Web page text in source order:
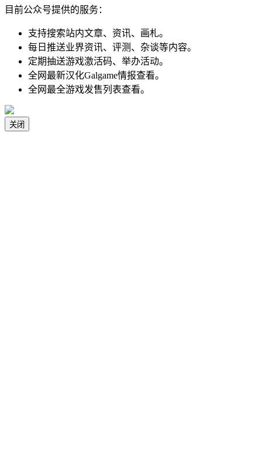
目前公众号提供的服务：
支持搜索站内文章、资讯、画札。
每日推送业界资讯、评测、杂谈等内容。
定期抽送游戏激活码、举办活动。
全网最新汉化Galgame情报查看。
全网最全游戏发售列表查看。
关闭